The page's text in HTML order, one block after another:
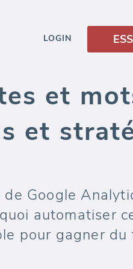
LOGIN
et
et
Google
automatiser
pour gagner